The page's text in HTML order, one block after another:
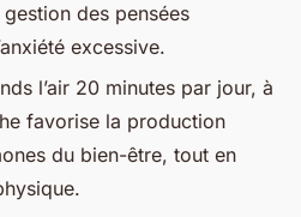
des pensées
excessive.
l’air 20 minutes par jour, à
favorise la production
du bien-être, tout en